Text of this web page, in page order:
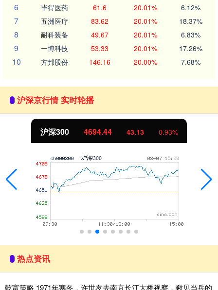
6 毕得医药 61.6 20.01% 6.12%
7 五洲医疗 83.62 20.01% 18.37%
8 耐科装备 49.67 20.01% 6.83%
9 一博科技 53.33 20.01% 17.26%
10 方邦股份 146.16 20.00% 7.68%
沪深京行情 实时轮播
沪深300 4694.44 43.13 0.93%
热点资讯
乾富策略 1971年寒冬，许世友去南京长江大桥视察，瞅见当兵的